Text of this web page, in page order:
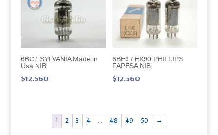
6BC7 SYLVANIA Made in
Usa NIB
$12.560
6BE6 / EK90 PHILLIPS
FAPESA NIB
$12.560
1 2 3 4 … 48 49 50 →